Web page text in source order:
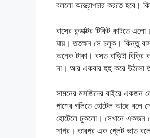
বললো অস্ত্রোপচার করতে হবে।
বাসের কন্ডাক্টর টিকিট কাটতে
যায়। ততক্ষন সে চলুক। কিন্তু
অনেক টাকা। বসত বাড়িটা বিক্রি
না। আর একবার হুহু করে
সামনের মসজিদের বাইরে একজন
পাশের গলিতে হোটেল আছে বলে
হোটেলে ঢুকলো। সেখানে একজন
সাগর। তারপর এক প্লেট ভাত